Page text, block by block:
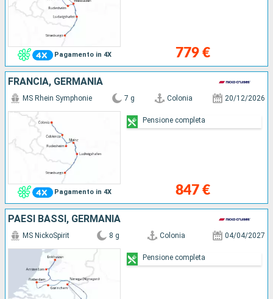
Pagamento in 4X 779 €
FRANCIA, GERMANIA
Pagamento in 4X
MS Rhein Symphonie 7 g Colonia 20/12/2026
847 €
Pensione completa
PAESI BASSI, GERMANIA
MS NickoSpirit 8 g Colonia 04/04/2027
Pensione completa